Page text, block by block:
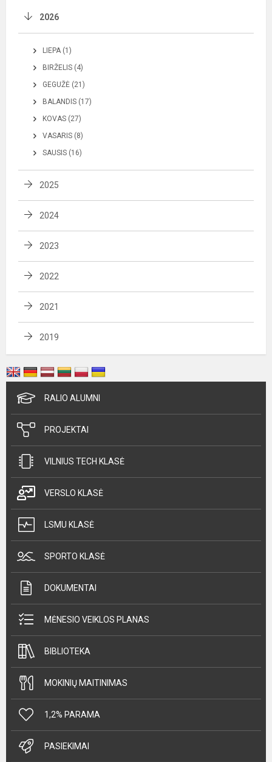
2026
LIEPA (1)
BIRŽELIS (4)
GEGUŽĖ (21)
BALANDIS (17)
KOVAS (27)
VASARIS (8)
SAUSIS (16)
2025
2024
2023
2022
2021
2019
RALIO ALUMNI
PROJEKTAI
VILNIUS TECH KLASĖ
VERSLO KLASĖ
LSMU KLASĖ
SPORTO KLASĖ
DOKUMENTAI
MĖNESIO VEIKLOS PLANAS
BIBLIOTEKA
MOKINIŲ MAITINIMAS
1,2% PARAMA
PASIEKIMAI